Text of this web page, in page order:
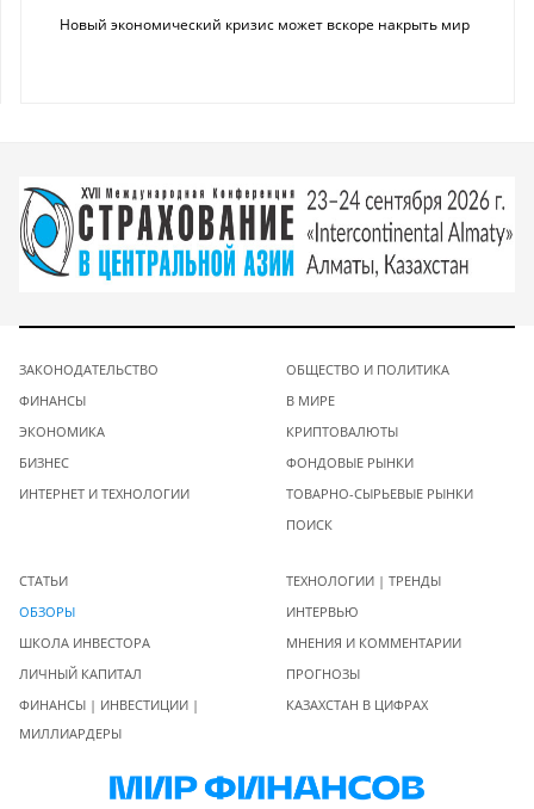
Новый экономический кризис может вскоре накрыть мир
ЗАКОНОДАТЕЛЬСТВО
ФИНАНСЫ
ЭКОНОМИКА
БИЗНЕС
ИНТЕРНЕТ И ТЕХНОЛОГИИ
ОБЩЕСТВО И ПОЛИТИКА
В МИРЕ
КРИПТОВАЛЮТЫ
ФОНДОВЫЕ РЫНКИ
ТОВАРНО-СЫРЬЕВЫЕ РЫНКИ
ПОИСК
СТАТЬИ
ОБЗОРЫ
ШКОЛА ИНВЕСТОРА
ЛИЧНЫЙ КАПИТАЛ
ФИНАНСЫ | ИНВЕСТИЦИИ |
МИЛЛИАРДЕРЫ
ТЕХНОЛОГИИ | ТРЕНДЫ
ИНТЕРВЬЮ
МНЕНИЯ И КОММЕНТАРИИ
ПРОГНОЗЫ
КАЗАХСТАН В ЦИФРАХ